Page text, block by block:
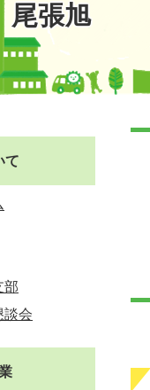
張旭
て
部
談会